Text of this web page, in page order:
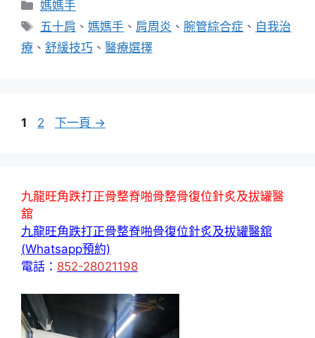
分
類
媽媽手
標
籤
五十肩 、媽媽手 、 肩周炎 、 腕管綜合症 、 自我治
療 、 舒緩技巧 、 醫療選擇
頁
1
頁
2 下一頁 →
九龍旺角跌打正骨整脊啪骨整骨復位針炙及拔罐醫
舘
九龍旺角跌打正骨整脊啪骨復位針炙及拔罐醫舘
(Whatsapp預約)
電話： 852-28021198